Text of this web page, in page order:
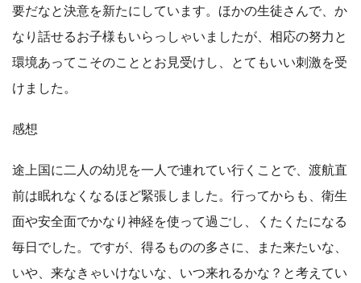
要だなと決意を新たにしています。ほかの生徒さんで、か
なり話せるお子様もいらっしゃいましたが、相応の努力と
環境あってこそのこととお見受けし、とてもいい刺激を受
けました。
感想
途上国に二人の幼児を一人で連れてい行くことで、渡航直
前は眠れなくなるほど緊張しました。行ってからも、衛生
面や安全面でかなり神経を使って過ごし、くたくたになる
毎日でした。ですが、得るものの多さに、また来たいな、
いや、来なきゃいけないな、いつ来れるかな？と考えてい